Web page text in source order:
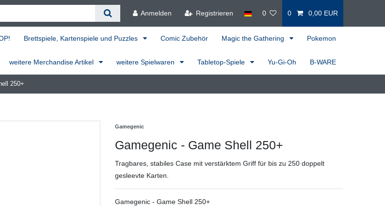
Anmelden Registrieren 0 0 0,00 EUR
Brettspiele, Kartenspiele und Puzzles Comic Zubehör Magic the Gathering Pokemon
weitere Merchandise Artikel weitere Spielwaren Tabletop-Spiele Yu-Gi-Oh B-WARE
250+
Gamegenic
Gamegenic - Game Shell 250+
Tragbares, stabiles Case mit verstärktem Griff für bis zu 250 doppelt
gesleevte Karten.
Gamegenic - Game Shell 250+